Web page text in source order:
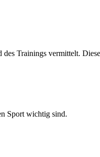
Trainings vermittelt.
Sport wichtig sind.